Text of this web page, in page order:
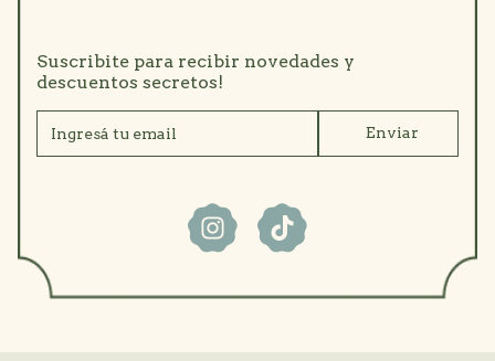
Suscribite para recibir novedades y
descuentos secretos!